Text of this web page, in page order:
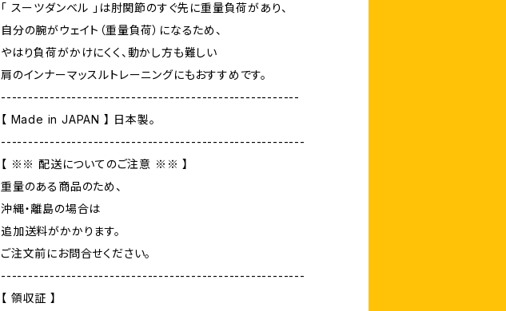
「 スーツダンベル 」は肘関節のすぐ先に重量負荷があり、
自分の腕がウェイト（重量負荷）になるため、
やはり負荷がかけにくく、動かし方も難しい
肩のインナーマッスルトレーニングにもおすすめです。
-------------------------------------------------------
【 Made in JAPAN 】 日本製。
--------------------------------------------------------
【 ※※ 配送についてのご注意 ※※ 】
重量のある商品のため、
沖縄・離島の場合は
追加送料がかかります。
ご注文前にお問合せください。
--------------------------------------------------------
【 領収証 】